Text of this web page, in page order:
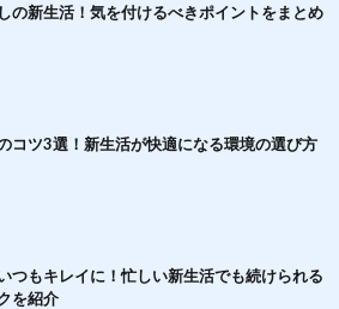
の新生活！気を付けるべきポイントをまとめ
コツ3選！新生活が快適になる環境の選び方
つもキレイに！忙しい新生活でも続けられる
を紹介